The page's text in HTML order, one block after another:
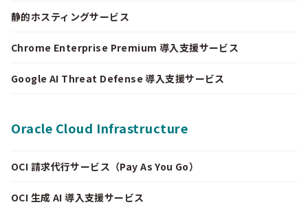
静的ホスティングサービス
Chrome Enterprise Premium 導入支援サービス
Google AI Threat Defense 導入支援サービス
Oracle Cloud Infrastructure
OCI 請求代行サービス（Pay As You Go）
OCI 生成 AI 導入支援サービス